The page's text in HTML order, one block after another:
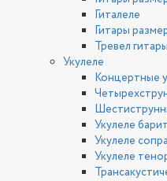
Гиталеле
Гитары
Тревел гитары
Укулеле
Концертные
Укулеле
Укулеле
Укулеле